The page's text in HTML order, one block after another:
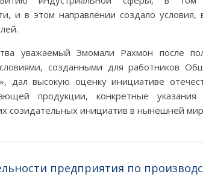
и в этом направлении создало
уважаемый Эмомали Рахмон после
созданными для работников
дал высокую оценку инициативе
продукции, конкретные
созидательных инициатив в нынешней
предприятия по